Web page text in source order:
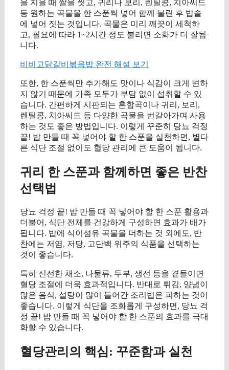
을 지을 때 쌀을 씻고, 귀리나 보리, 렌틸콩, 치아씨드
등 원하는 곡물을 한 스푼씩 넣어 함께 불린 후 밥솥
에 넣어 짓는 것입니다. 곡물은 미리 깨끗이 세척하
고, 필요에 따라 1~2시간 정도 불리면 소화가 더 잘됩
니다.
비비고닭갈비볶음밥 완전 해설 보기
또한, 한 스푼씩만 추가해도 맛이나 식감이 크게 변하
지 않기 때문에 가족 모두가 부담 없이 섭취할 수 있
습니다. 간편하게 시판되는 혼합곡이나 귀리, 보리,
렌틸콩, 치아씨드 등 다양한 곡물을 번갈아가며 사용
하는 것도 좋은 방법입니다. 이렇게 꾸준히 당뇨 걱정
끝! 밥 만들 때 꼭 넣어야 할 한 스푼을 실천하면, 별다
른 식단 조절 없이도 혈당 관리에 큰 도움이 됩니다.
귀리 한 스푼과 함께하면 좋은 반찬
선택법
당뇨 걱정 끝! 밥 만들 때 꼭 넣어야 할 한 스푼 활용과
더불어, 식단 전체를 건강하게 구성하면 효과가 배가
됩니다. 밥에 식이섬유 곡물을 더하는 것 외에도, 반
찬에는 저염, 저당, 고단백 위주의 식품을 선택하는
것이 좋습니다.
특히 신선한 채소, 나물류, 두부, 생선 등을 곁들이면
혈당 조절에 더욱 효과적입니다. 반대로 튀김, 양념이
많은 음식, 설탕이 많이 들어간 조리법은 피하는 것이
좋습니다. 이렇게 식단을 조화롭게 구성하면, 당뇨 걱
정 끝! 밥 만들 때 꼭 넣어야 할 한 스푼의 효과를 극대
화할 수 있습니다.
혈당관리의 핵심: 꾸준함과 실천